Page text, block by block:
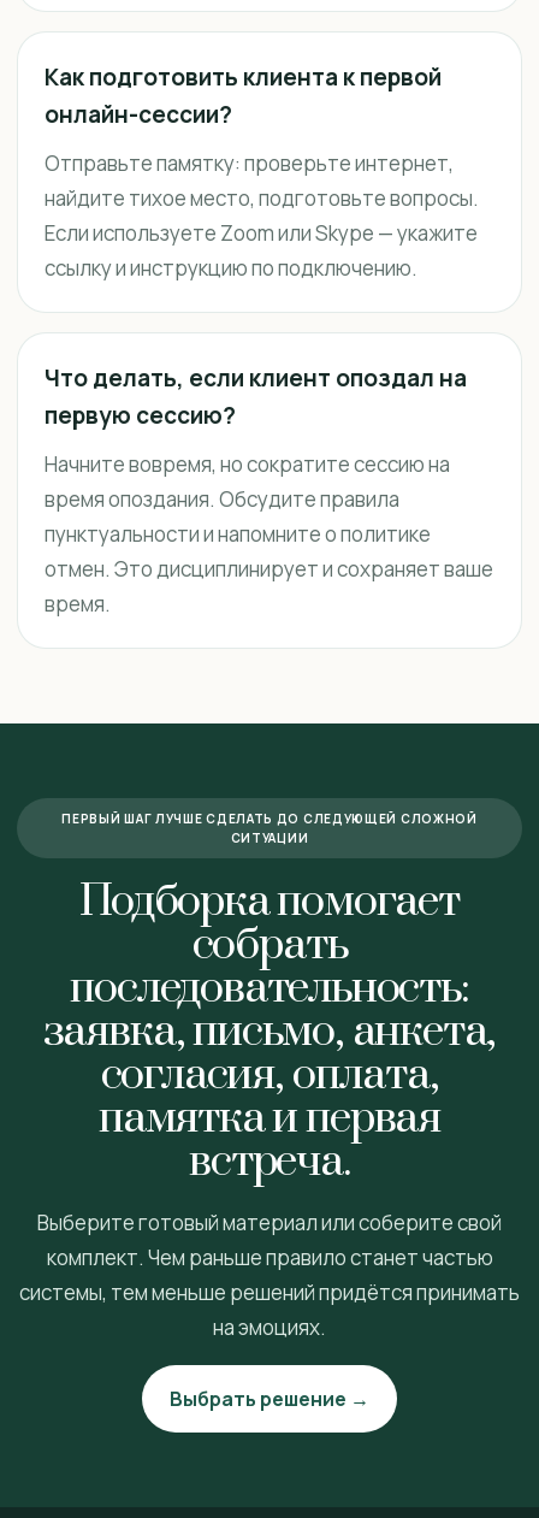
Как подготовить клиента к первой
онлайн-сессии?
Отправьте памятку: проверьте интернет,
найдите тихое место, подготовьте вопросы.
Если используете Zoom или Skype — укажите
ссылку и инструкцию по подключению.
Что делать, если клиент опоздал на
первую сессию?
Начните вовремя, но сократите сессию на
время опоздания. Обсудите правила
пунктуальности и напомните о политике
отмен. Это дисциплинирует и сохраняет ваше
время.
ПЕРВЫЙ ШАГ ЛУЧШЕ СДЕЛАТЬ ДО СЛЕДУЮЩЕЙ СЛОЖНОЙ
СИТУАЦИИ
Подборка помогает
собрать
последовательность:
заявка, письмо, анкета,
согласия, оплата,
памятка и первая
встреча.
Выберите готовый материал или соберите свой
комплект. Чем раньше правило станет частью
системы, тем меньше решений придётся принимать
на эмоциях.
Выбрать решение →